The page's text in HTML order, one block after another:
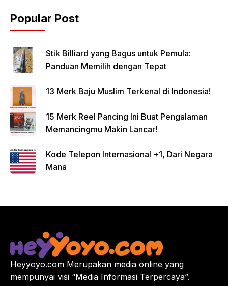
Popular Post
Stik Billiard yang Bagus untuk Pemula:
Panduan Memilih dengan Tepat
13 Merk Baju Muslim Terkenal di Indonesia!
15 Merk Reel Pancing Ini Buat Pengalaman
Memancingmu Makin Lancar!
Kode Telepon Internasional +1, Dari Negara
Mana
Heyyoyo.com Merupakan media online yang
mempunyai visi “Media Informasi Terpercaya”.